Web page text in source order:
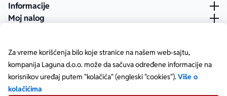
Za vreme korišćenja bilo koje stranice na našem web-sajtu,
kompanija Laguna d.o.o. može da sačuva određene informacije na
korisnikov uređaj putem "kolačića" (engleski "cookies").Više o
kolačićima
Informacije
Moj nalog